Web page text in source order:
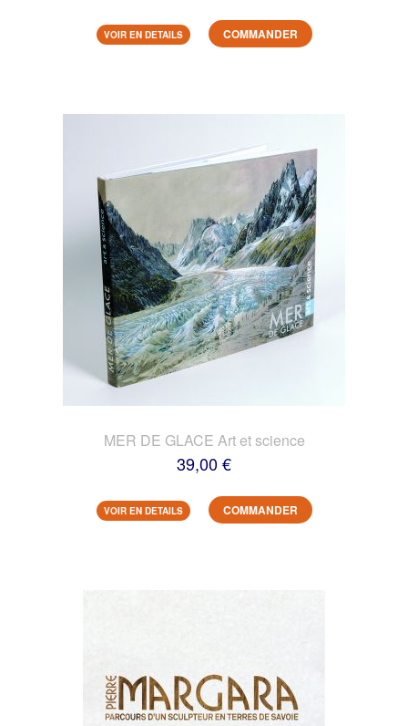
VOIR EN DETAILS COMMANDER
MER DE GLACE Art et science
39,00 €
VOIR EN DETAILS COMMANDER